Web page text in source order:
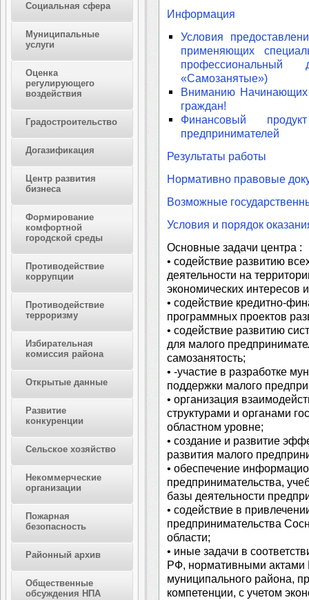
Социальная сфера
Муниципальные
услуги
Оценка
регулирующего
воздействия
Градостроительство
Догазификация
Центр развития
бизнеса
Формирование
комфортной
городской среды
Противодействие
коррупции
Противодействие
терроризму
Избирательная
комиссия района
Открытые данные
Развитие
конкуренции
Сельское хозяйство
Некоммерческие
организации
Пожарная
безопасность
Районный архив
Общественные
обсуждения НПА
Информация
Условия
применяющих
«Самозанятые»)
Вниманию Начинающих
граждан!
Финансовый
предпринимателей
Результаты работы
Нормативно правовые
Возможные
Условия и порядок
Основные задачи центра :
• содействие развитию
деятельности на
экономических интересов
• содействие кредитно-
программных проектов
• содействие развитию
для малого
самозанятость;
• -участие в разработке
поддержки малого
• организация
структурами и органами
областном уровне;
• создание и развитие
развития малого
• обеспечение
предпринимательства,
базы деятельности
• содействие в
предпринимательства
области;
• иные задачи в
РФ, нормативными актами
муниципального района,
компетенции, с учетом